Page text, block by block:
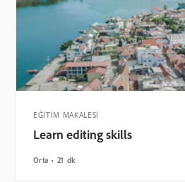
EĞİTİM MAKALESİ
Learn editing skills
Orta 21 dk